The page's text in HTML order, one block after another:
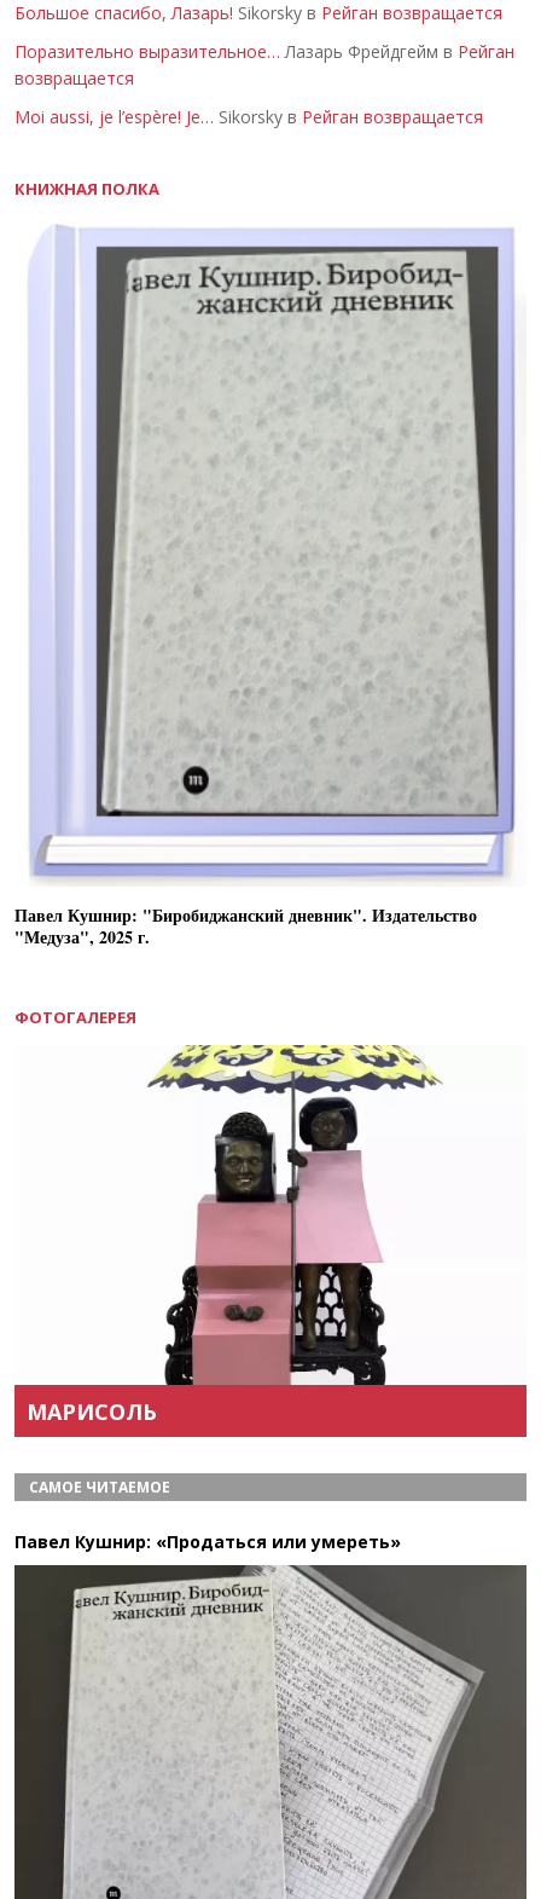
Большое спасибо, Лазарь! Sikorsky в Рейган возвращается
Поразительно выразительное… Лазарь Фрейдгейм в Рейган
возвращается
Moi aussi, je l’espère! Je… Sikorsky в Рейган возвращается
КНИЖНАЯ ПОЛКА
Павел Кушнир: "Биробиджанский дневник". Издательство
"Медуза", 2025 г.
ФОТОГАЛЕРЕЯ
МАРИСОЛЬ
САМОЕ ЧИТАЕМОЕ
Павел Кушнир: «Продаться или умереть»